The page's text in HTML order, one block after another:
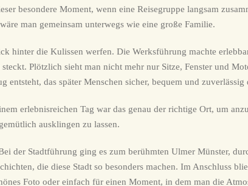
besondere Moment, wenn eine Reisegruppe langsam
man gemeinsam unterwegs wie eine große Familie.
hinter die Kulissen werfen. Die Werksführung machte
Plötzlich sieht man nicht mehr nur Sitze, Fenster und
entsteht, das später Menschen sicher, bequem und
erlebnisreichen Tag war das genau der richtige Ort, um
ausklingen zu lassen.
der Stadtführung ging es zum berühmten Ulmer Münster,
die diese Stadt so besonders machen. Im Anschluss
Foto oder einfach für einen Moment, in dem man die